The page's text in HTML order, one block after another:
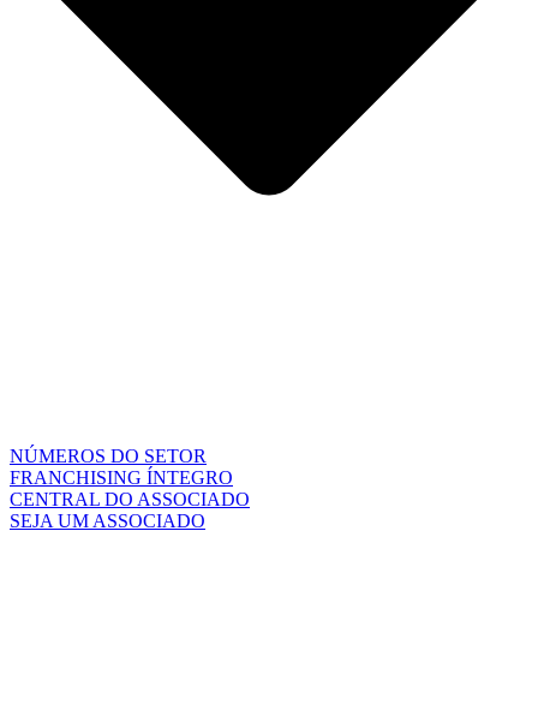
NÚMEROS DO SETOR
FRANCHISING ÍNTEGRO
CENTRAL DO ASSOCIADO
SEJA UM ASSOCIADO